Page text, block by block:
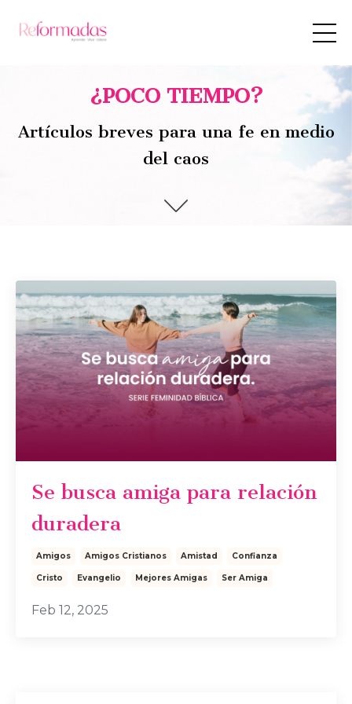
¿POCO TIEMPO?
Artículos breves para una fe en medio
del caos
Se busca amiga para relación
duradera
Amigos Amigos Cristianos Amistad Confianza
Cristo Evangelio Mejores Amigas Ser Amiga
Feb 12, 2025